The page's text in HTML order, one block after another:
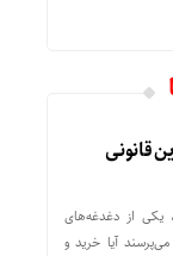
قانونی
یکی از دغدغه‌های
آیا خرید و